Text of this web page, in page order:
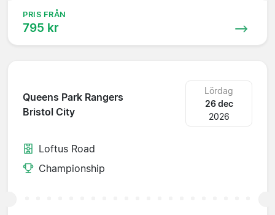
PRIS FRÅN
795 kr
Queens Park Rangers
Bristol City
Lördag
26 dec
2026
Loftus Road
Championship